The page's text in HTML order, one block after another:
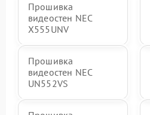
Прошивка
видеостен NEC
X555UNV
Прошивка
видеостен NEC
UN552VS